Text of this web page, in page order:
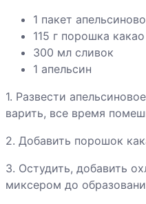
запеченные с
ванильным
соусом
Ягненок со
специями и
глазунья с
ветчиной
1 пакет
115 г порошка какао
300 мл сливок
1 апельсин
1. Развести
варить, все время
2. Добавить порошок
3. Остудить, добавить
миксером до